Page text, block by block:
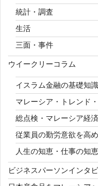
統計・調査
生活
三面・事件
ウイークリーコラム
イスラム金融の基礎知識
マレーシア・トレンド
総点検・マレーシア経済
従業員の勤労意欲を高
人生の知恵・仕事の知恵
ビジネスパーソンインタ